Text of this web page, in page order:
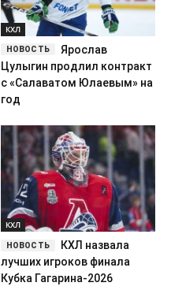
КХЛ
Ярослав
Цулыгин продлил контракт
с «Салаватом Юлаевым» на
год
КХЛ
КХЛ назвала
лучших игроков финала
Кубка Гагарина-2026